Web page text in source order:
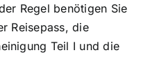
Regel benötigen Sie
Reisepass, die
Teil I und die